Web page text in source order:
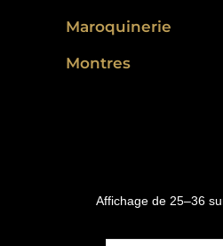
Maroquinerie
Montres
Affichage de 25–36